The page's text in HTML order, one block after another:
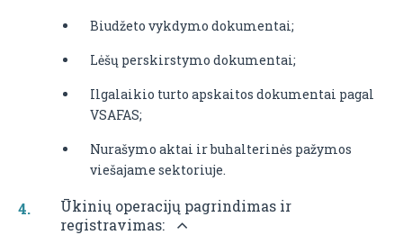
Biudžeto vykdymo dokumentai;
Lėšų perskirstymo dokumentai;
Ilgalaikio turto apskaitos dokumentai pagal
VSAFAS;
Nurašymo aktai ir buhalterinės pažymos
viešajame sektoriuje.
Ūkinių operacijų pagrindimas ir
registravimas: